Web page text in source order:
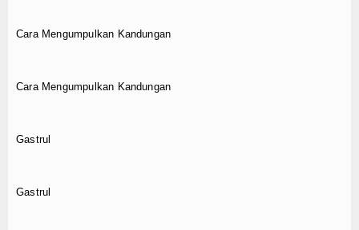
Cara Mengumpulkan Kandungan
Cara Mengumpulkan Kandungan
Gastrul
Gastrul